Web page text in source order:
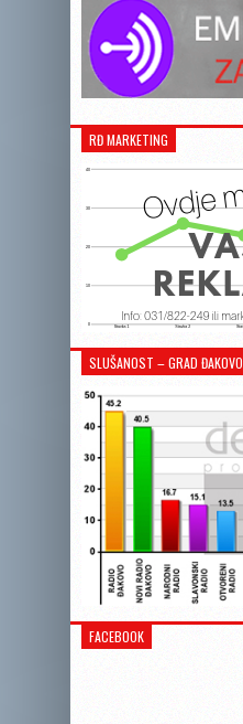
RĐ MARKETING
SLUŠANOST – GRAD ĐAKOVO
FACEBOOK